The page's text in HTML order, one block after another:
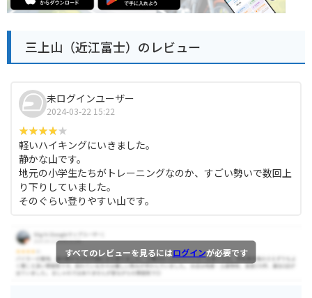
三上山（近江富士）のレビュー
未ログインユーザー
2024-03-22 15:22
軽いハイキングにいきました。
静かな山です。
地元の小学生たちがトレーニングなのか、すごい勢いで数回上
り下りしていました。
そのぐらい登りやすい山です。
すべてのレビューを見るにはログインが必要です